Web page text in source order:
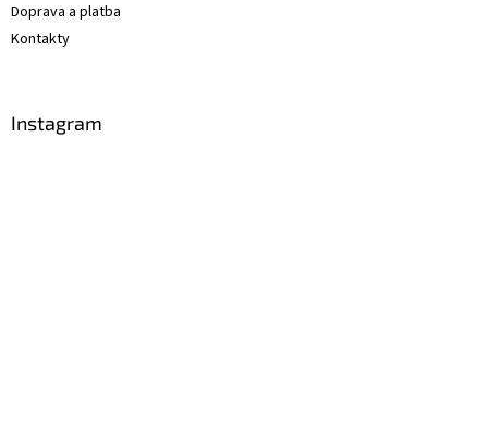
Doprava a platba
Kontakty
Instagram